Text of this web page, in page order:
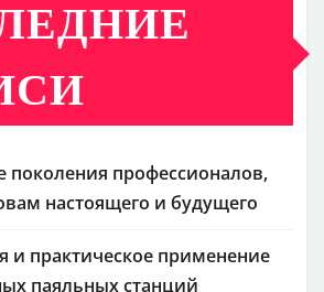
профессионалов,
настоящего и будущего
и практическое применение
паяльных станций